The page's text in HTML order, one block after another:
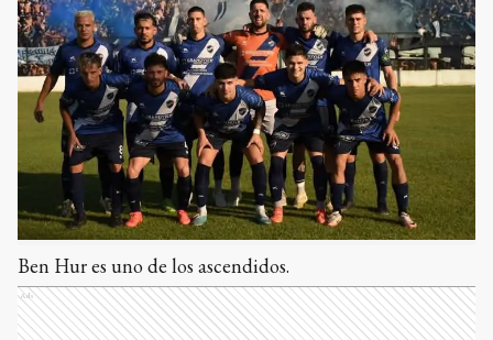
Ben Hur es uno de los ascendidos.
Ads